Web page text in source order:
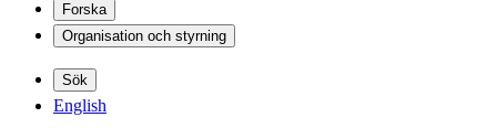
Forska
Organisation och styrning
Sök
English